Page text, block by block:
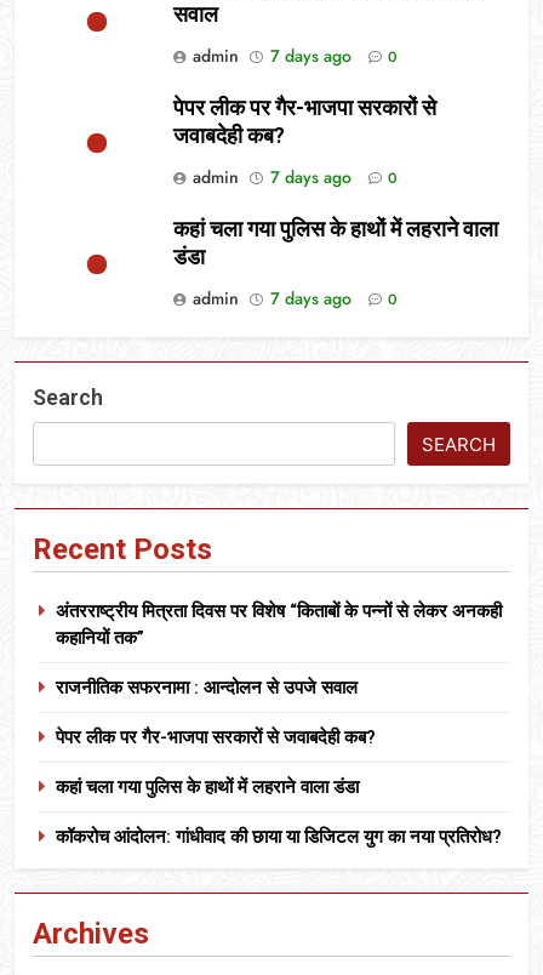
सवाल
admin
7 days ago 0
पेपर लीक पर गैर-भाजपा सरकारों से
जवाबदेही कब?
admin
7 days ago 0
कहां चला गया पुलिस के हाथों में लहराने वाला
डंडा
admin
7 days ago 0
Search
SEARCH
Recent Posts
अंतरराष्ट्रीय मित्रता दिवस पर विशेष “किताबों के पन्नों से लेकर अनकही
कहानियों तक”
राजनीतिक सफरनामा : आन्दोलन से उपजे सवाल
पेपर लीक पर गैर-भाजपा सरकारों से जवाबदेही कब?
कहां चला गया पुलिस के हाथों में लहराने वाला डंडा
कॉकरोच आंदोलन: गांधीवाद की छाया या डिजिटल युग का नया प्रतिरोध?
Archives